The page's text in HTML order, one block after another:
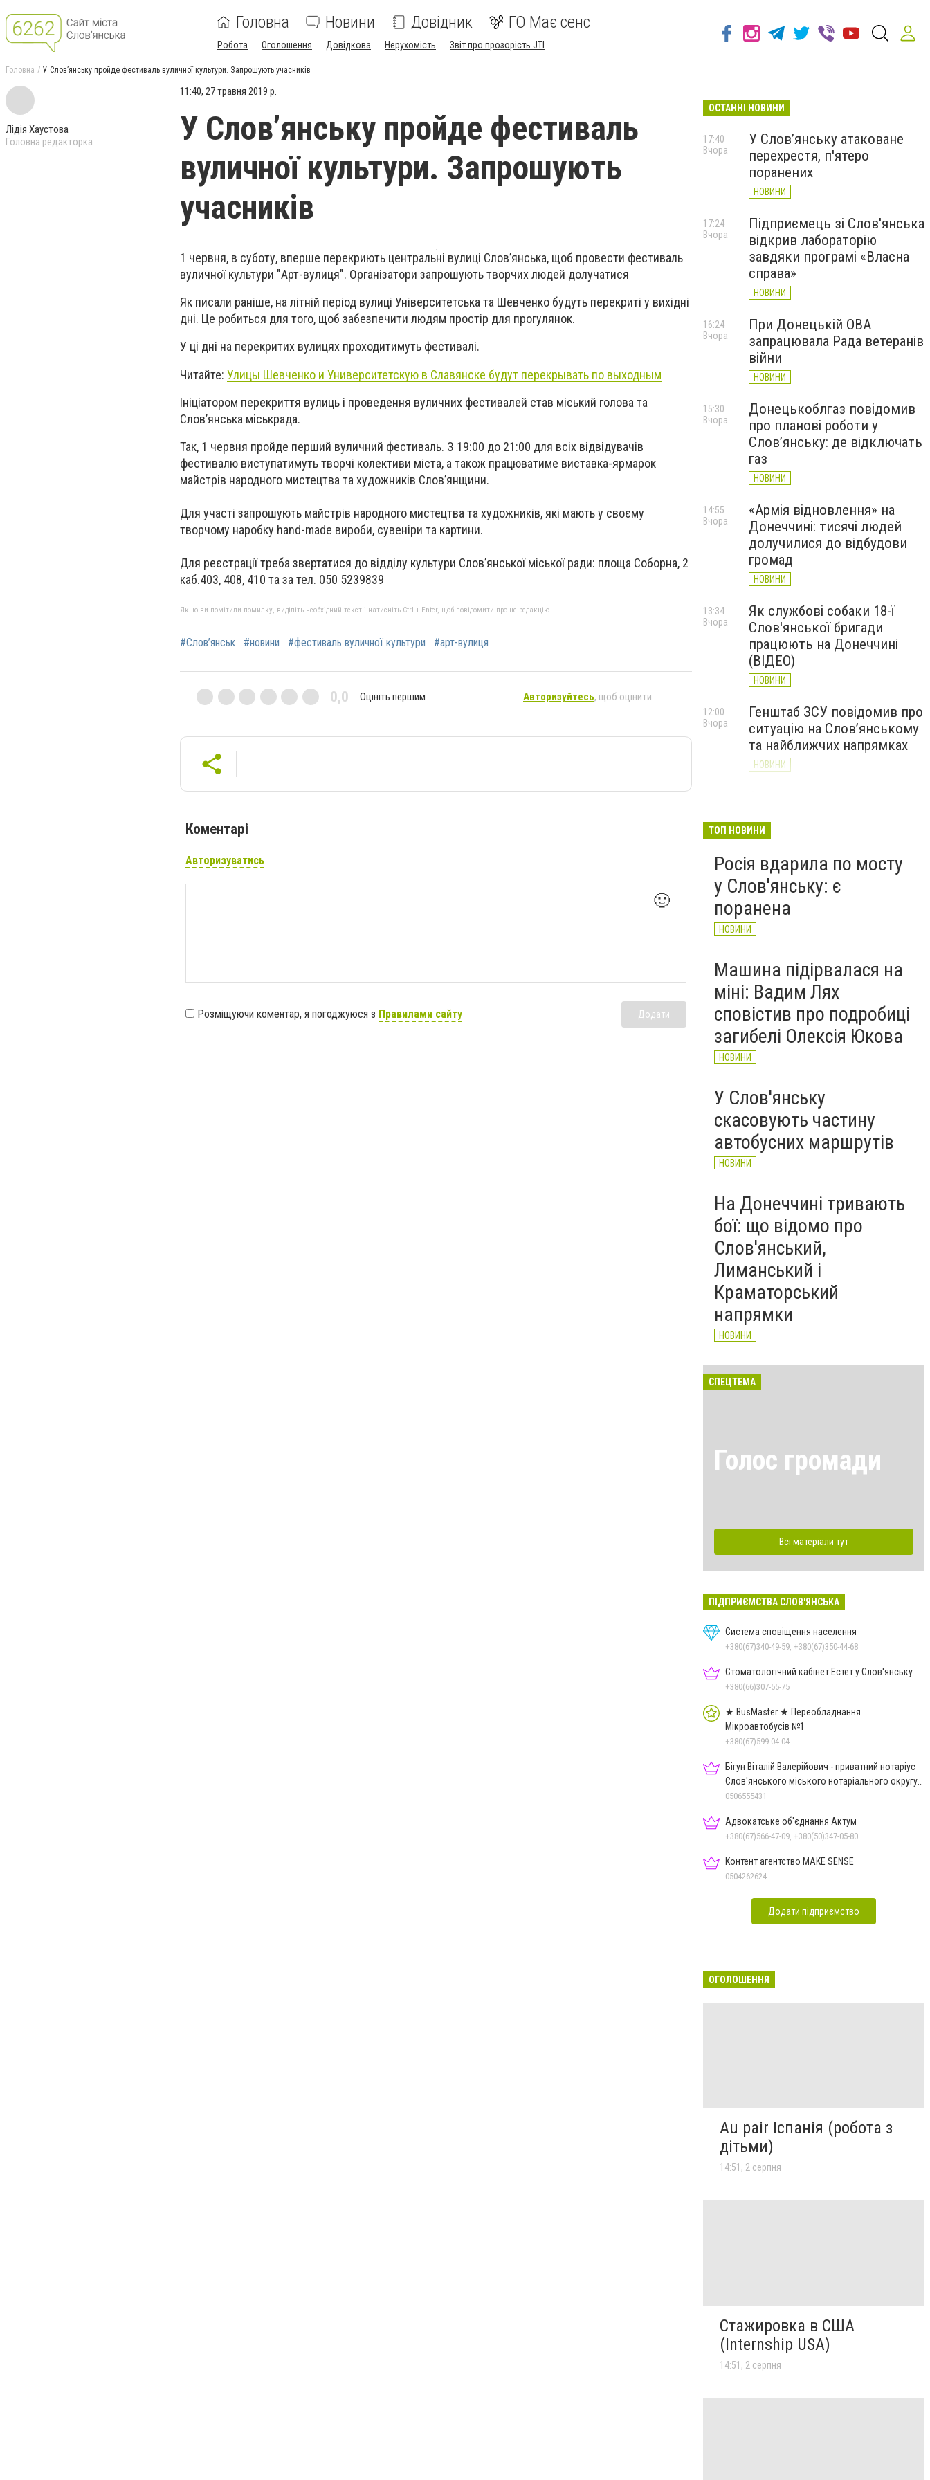
Головна Новини Довідник ГО Має сенс
Робота Оголошення Довідкова Нерухомість Звіт про прозорість JTI
Головна У Слов’янську пройде фестиваль вуличної культури. Запрошують учасників
Лідія Хаустова
Головна редакторка
11:40, 27 травня 2019 р.
У Слов’янську пройде фестиваль
вуличної культури. Запрошують
учасників
1 червня, в суботу, вперше перекриють центральні вулиці Слов’янська, щоб провести фестиваль
вуличної культури "Арт-вулиця". Організатори запрошують творчих людей долучатися
Як писали раніше, на літній період вулиці Університетська та Шевченко будуть перекриті у вихідні
дні. Це робиться для того, щоб забезпечити людям простір для прогулянок.
У ці дні на перекритих вулицях проходитимуть фестивалі.
Читайте: Улицы Шевченко и Университетскую в Славянске будут перекрывать по выходным
Ініціатором перекриття вулиць і проведення вуличних фестивалей став міський голова та
Слов’янська міськрада.
Так, 1 червня пройде перший вуличний фестиваль. З 19:00 до 21:00 для всіх відвідувачів
фестивалю виступатимуть творчі колективи міста, а також працюватиме виставка-ярмарок
майстрів народного мистецтва та художників Слов’янщини.
Для участі запрошують майстрів народного мистецтва та художників, які мають у своєму
творчому наробку hand-made вироби, сувеніри та картини.
Для реєстрації треба звертатися до відділу культури Слов’янської міської ради: площа Соборна, 2
каб.403, 408, 410 та за тел. 050 5239839
Якщо ви помітили помилку, виділіть необхідний текст і натисніть Ctrl + Enter, щоб повідомити про це редакцію
#Слов’янськ #новини #фестиваль вуличної культури #арт-вулиця
0,0 Оцініть першим Авторизуйтесь, щоб оцінити
Коментарі
Авторизуватись
🙂
Розміщуючи коментар, я погоджуюся з Правилами сайту Додати
ОСТАННІ НОВИНИ
У Слов’янську атаковане
перехрестя, п'ятеро
поранених
НОВИНИ
17:40
Вчора
Підприємець зі Слов'янська
відкрив лабораторію
завдяки програмі «Власна
справа»
НОВИНИ
17:24
Вчора
При Донецькій ОВА
запрацювала Рада ветеранів
війни
НОВИНИ
16:24
Вчора
Донецькоблгаз повідомив
про планові роботи у
Слов’янську: де відключать
газ
НОВИНИ
15:30
Вчора
«Армія відновлення» на
Донеччині: тисячі людей
долучилися до відбудови
громад
НОВИНИ
14:55
Вчора
Як службові собаки 18-ї
Слов'янської бригади
працюють на Донеччині
(ВІДЕО)
НОВИНИ
13:34
Вчора
Генштаб ЗСУ повідомив про
ситуацію на Слов’янському
та найближчих напрямках
НОВИНИ
12:00
Вчора
великої війни: 7 серпня
ТОП НОВИНИ
Росія вдарила по мосту
у Слов'янську: є
поранена
НОВИНИ
Машина підірвалася на
міні: Вадим Лях
сповістив про подробиці
загибелі Олексія Юкова
НОВИНИ
У Слов'янську
скасовують частину
автобусних маршрутів
НОВИНИ
На Донеччині тривають
бої: що відомо про
Слов'янський,
Лиманський і
Краматорський
напрямки
НОВИНИ
СПЕЦТЕМА
Голос громади
Всі матеріали тут
ПІДПРИЄМСТВА СЛОВ'ЯНСЬКА
Система сповіщення населення
+380(67)340-49-59, +380(67)350-44-68
Стоматологічний кабінет Естет у Слов'янську
+380(66)307-55-75
★ BusMaster ★ Переобладнання
Мікроавтобусів №1
+380(67)599-04-04
Бігун Віталій Валерійович - приватний нотаріус
Слов'янського міського нотаріального округу
Дон.обл.
0506555431
Адвокатське об'єднання Актум
+380(67)566-47-09, +380(50)347-05-80
Контент агентство MAKE SENSE
0504262624
Додати підприємство
ОГОЛОШЕННЯ
Au pair Іспанія (робота з
дітьми)
14:51, 2 серпня
Стажировка в США
(Internship USA)
14:51, 2 серпня